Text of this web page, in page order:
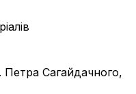
Сагайдачного,